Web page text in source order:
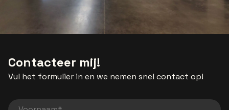
Contacteer mij!
Vul het formulier in en we nemen snel contact op!